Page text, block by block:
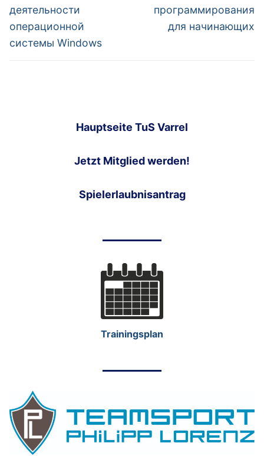
post:
деятельности
операционной
системы Windows
post:
программирования
для начинающих
Hauptseite TuS Varrel
Jetzt Mitglied werden!
Spielerlaubnisantrag
Trainingsplan